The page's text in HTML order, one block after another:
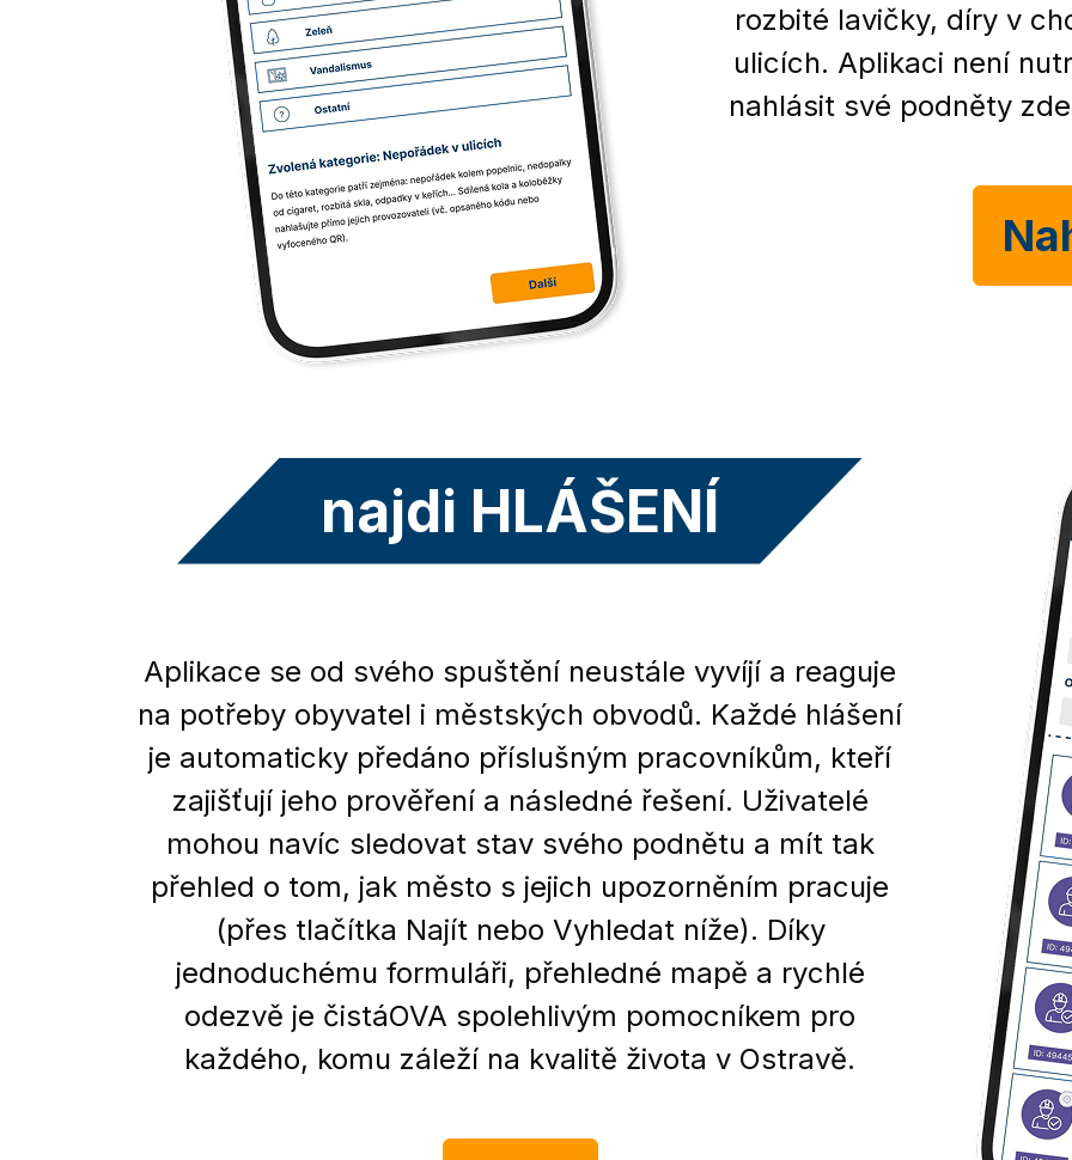
rozbité lavičky, díry v
ulicích. Aplikaci není
nahlásit své podněty
najdi HLÁŠENÍ
Aplikace se od svého spuštění neustále vyvíjí a reaguje
na potřeby obyvatel i městských obvodů. Každé hlášení
je automaticky předáno příslušným pracovníkům, kteří
zajišťují jeho prověření a následné řešení. Uživatelé
mohou navíc sledovat stav svého podnětu a mít tak
přehled o tom, jak město s jejich upozorněním pracuje
(přes tlačítka Najít nebo Vyhledat níže). Díky
jednoduchému formuláři, přehledné mapě a rychlé
odezvě je čistáOVA spolehlivým pomocníkem pro
každého, komu záleží na kvalitě života v Ostravě.